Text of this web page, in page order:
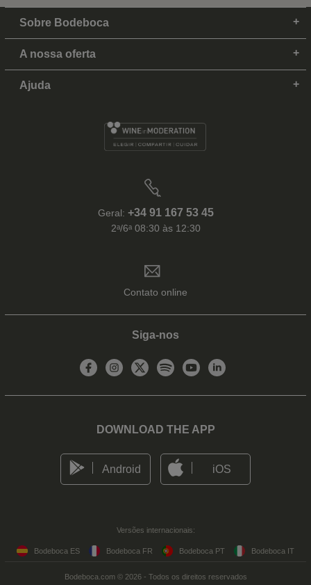
Sobre Bodeboca
A nossa oferta
Ajuda
Geral: +34 91 167 53 45
2ᵃ/6ᵃ 08:30 às 12:30
Contato online
Siga-nos
DOWNLOAD THE APP
Android iOS
Versões internacionais:
Bodeboca ES Bodeboca FR Bodeboca PT Bodeboca IT
Bodeboca.com © 2026 - Todos os direitos reservados